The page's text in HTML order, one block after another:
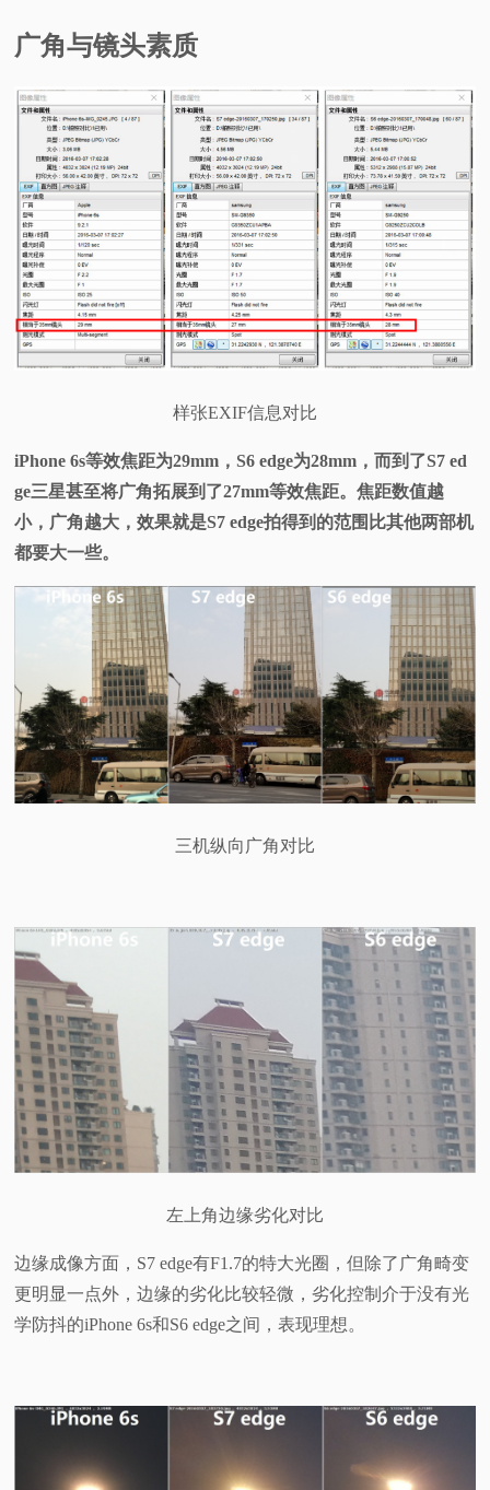
广角与镜头素质
样张EXIF信息对比
iPhone 6s等效焦距为29mm，S6 edge为28mm，而到了S7 ed
ge三星甚至将广角拓展到了27mm等效焦距。焦距数值越
小，广角越大，效果就是S7 edge拍得到的范围比其他两部机
都要大一些。
三机纵向广角对比
左上角边缘劣化对比
边缘成像方面，S7 edge有F1.7的特大光圈，但除了广角畸变
更明显一点外，边缘的劣化比较轻微，劣化控制介于没有光
学防抖的iPhone 6s和S6 edge之间，表现理想。